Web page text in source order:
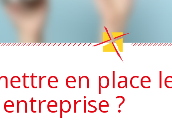
en place
?